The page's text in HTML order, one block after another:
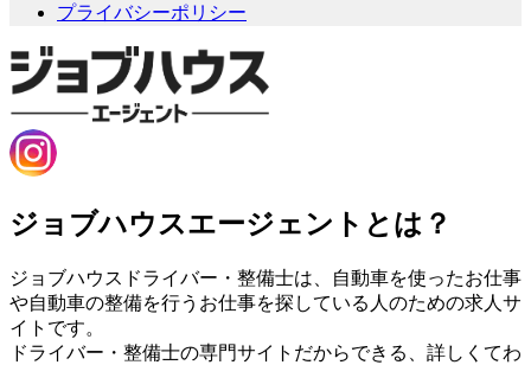
プライバシーポリシー
ジョブハウスエージェントとは？
ジョブハウスドライバー・整備士は、自動車を使ったお仕事
や自動車の整備を行うお仕事を探している人のための求人サ
イトです。
ドライバー・整備士の専門サイトだからできる、詳しくてわ